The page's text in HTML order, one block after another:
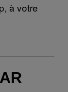
à votre